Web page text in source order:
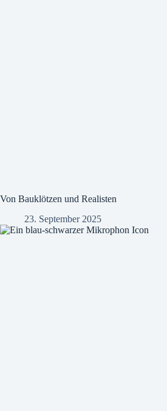
Von Bauklötzen und Realisten
23. September 2025